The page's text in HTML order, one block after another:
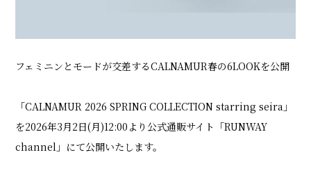
フェミニンとモードが交差するCALNAMUR春の6LOOKを公開
「CALNAMUR 2026 SPRING COLLECTION starring seira」
を2026年3月2日(月)12:00より公式通販サイト「RUNWAY
channel」にて公開いたします。